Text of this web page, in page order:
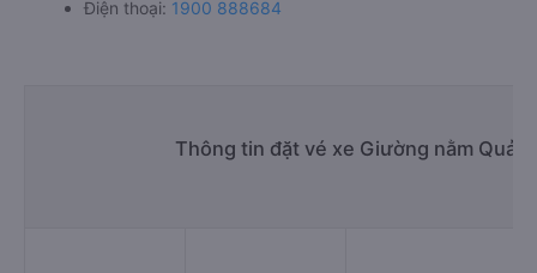
Điện thoại: 1900 888684
Thông tin đặt vé xe Giường nằm